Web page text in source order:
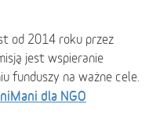
od 2014 roku przez
jest wspieranie
funduszy na ważne cele.
dla NGO